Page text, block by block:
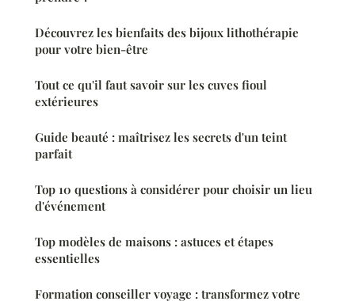
Découvrez les bienfaits des bijoux lithothérapie
pour votre bien-être
Tout ce qu'il faut savoir sur les cuves fioul
extérieures
Guide beauté : maîtrisez les secrets d'un teint
parfait
Top 10 questions à considérer pour choisir un lieu
d'événement
Top modèles de maisons : astuces et étapes
essentielles
Formation conseiller voyage : transformez votre